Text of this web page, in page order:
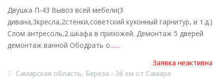
Двушка П-43 Вывоз всей мебели(3
дивана,3кресла,2стенки,советский кухонный гарнитур, и т.д.)
Слом антресоль,2 шкафа в прихожей. Демонтаж 5 дверей
демонтаж ванной Ободрать о......
Заявка неактивна
Самарская область, Береза - 36 км от Самара